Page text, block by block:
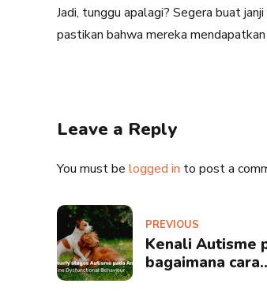
Jadi, tunggu apalagi? Segera buat
pastikan bahwa mereka
Leave a Reply
You must be logged in to post a
PREVIOUS
Kenali Autisme
bagaimana cara